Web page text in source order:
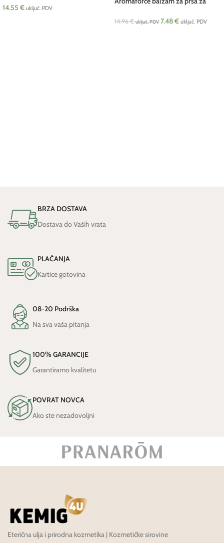
14.55 € uključ. PDV
14.96€ uključ. PDV 7.48€ uključ. PDV
BRZA DOSTAVA
Dostava do Vaših vrata
PLAĆANJA
Kartice gotovina
08-20 Podrška
Na sva vaša pitanja
100% GARANCIJE
Garantiramo kvalitetu
POVRAT NOVCA
Ako ste nezadovoljni
Eterična ulja i prirodna kozmetika | Kozmetičke sirovine